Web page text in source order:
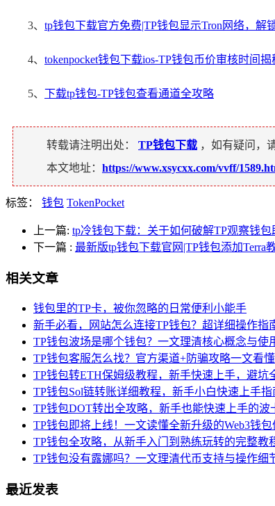
3、 tp钱包下载官方免费|TP钱包显示Tron网络，解
4、 tokenpocket钱包下载ios-TP钱包币价审核时间揭
5、 下载tp钱包-TP钱包查看通道全攻略
转载请注明出处： TP钱包下载 ，如有疑问，
本文地址： https://www.xsycxx.com/vvff/
标签： 钱包 TokenPocket
上一篇: tp冷钱包下载：关于如何破解TP观察钱
下一篇 : 最新版tp钱包下载官网|TP钱包添加Terra
相关文章
钱包里的TP卡，被你忽略的日常便利小能手
新手必看，网站怎么连接TP钱包？超详细操作指
TP钱包波场是哪个钱包？一文理清核心概念与使
TP钱包客服怎么找？官方渠道+防骗攻略一文看懂
TP钱包转ETH保姆级教程，新手快速上手，避坑
TP钱包Sol链转账详细教程，新手小白快速上手指
TP钱包DOT转出全攻略，新手也能快速上手的波
TP钱包即将上线！一文读懂全新升级的Web3钱包
TP钱包全攻略，从新手入门到熟练玩转的完整教
TP钱包没有露娜吗？一文理清代币支持与操作细
最近发表